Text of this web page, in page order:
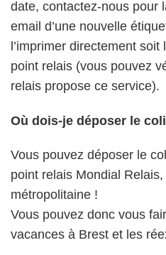
date, contactez-nous pour
email d’une nouvelle
l’imprimer directement
point relais (vous pouvez
relais propose ce service).
Où dois-je déposer le
Vous pouvez déposer le
point relais Mondial
métropolitaine !
Vous pouvez donc vous
vacances à Brest et les